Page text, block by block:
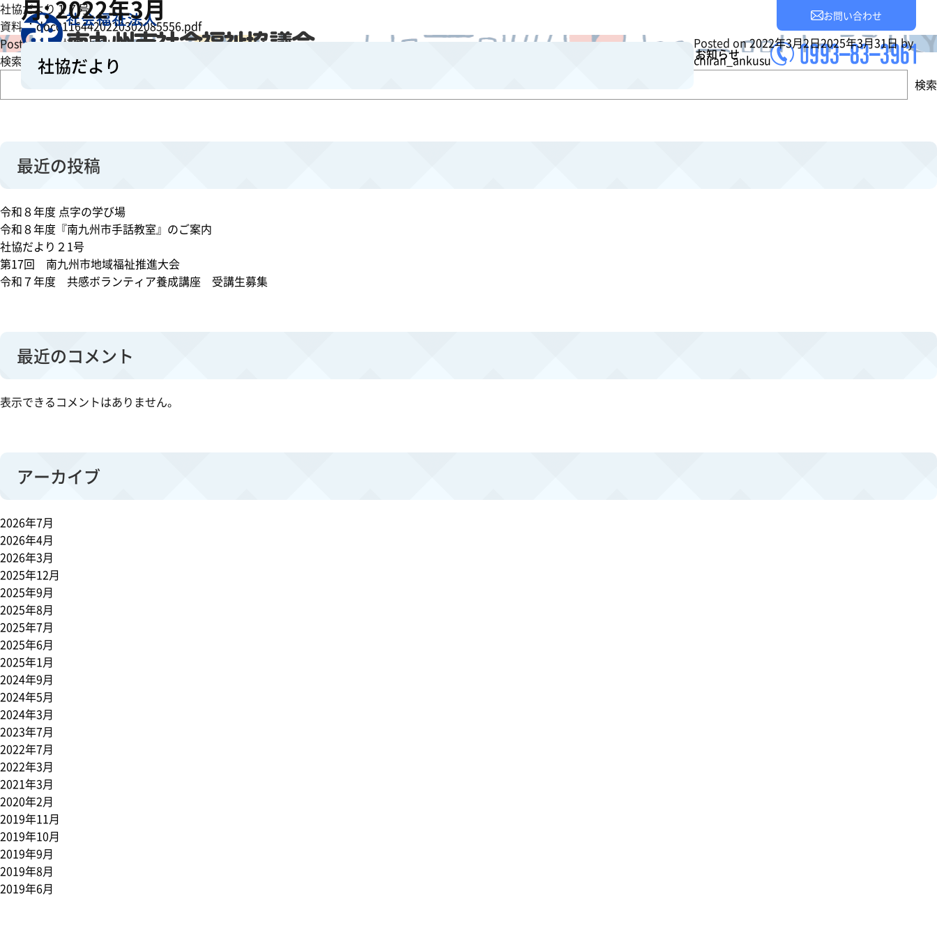
お問い合わせ
お知らせ
月:2022年3月
社協だより
Posted on2022年3月2日2025年3月31日by
chiran_ankusu
社協だより１７号
資料 ：doc01164420220302085556.pdf
Posted in社協だよりLeave a Commento
協
り
検索
検索
最近の投稿
令和８年度 点字の学び場
令和８年度『南九州市手話教室』のご案内
社協だより２1号
第17回 南九州市地域福祉推進大会
令和７年度 共感ボランティア養成講座 受講生募集
最近のコメント
表示できるコメントはありません。
アーカイブ
2026年7月
2026年4月
2026年3月
2025年12月
2025年9月
2025年8月
2025年7月
2025年6月
2025年1月
2024年9月
2024年5月
2024年3月
2023年7月
2022年7月
2022年3月
2021年3月
2020年2月
2019年11月
2019年10月
2019年9月
2019年8月
2019年6月